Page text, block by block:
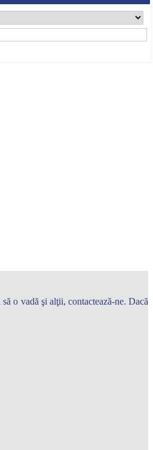
o vadă şi alţii, contactează-ne. Dacă